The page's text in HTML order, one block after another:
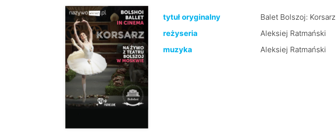
tytuł oryginalny
Balet Bolszoj: Korsarz
reżyseria
Aleksiej Ratmański
muzyka
Aleksiej Ratmański